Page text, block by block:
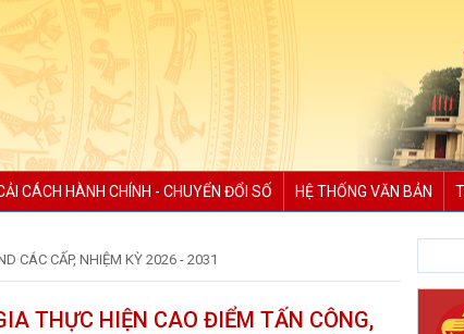
CÁCH HÀNH CHÍNH - CHUYỂN ĐỔI SỐ HỆ THỐNG VĂN BẢN
CÁC CẤP, NHIỆM KỲ 2026 - 2031
THỰC HIỆN CAO ĐIỂM TẤN CÔNG,